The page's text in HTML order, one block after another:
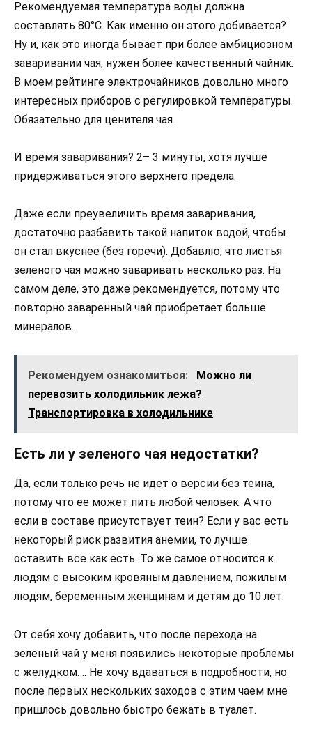
Рекомендуемая температура воды должна
составлять 80°C. Как именно он этого добивается?
Ну и, как это иногда бывает при более амбициозном
заваривании чая, нужен более качественный чайник.
В моем рейтинге электрочайников довольно много
интересных приборов с регулировкой температуры.
Обязательно для ценителя чая.
И время заваривания? 2– 3 минуты, хотя лучше
придерживаться этого верхнего предела.
Даже если преувеличить время заваривания,
достаточно разбавить такой напиток водой, чтобы
он стал вкуснее (без горечи). Добавлю, что листья
зеленого чая можно заваривать несколько раз. На
самом деле, это даже рекомендуется, потому что
повторно заваренный чай приобретает больше
минералов.
Рекомендуем ознакомиться:
Можно ли
перевозить холодильник лежа?
Транспортировка в холодильнике
Есть ли у зеленого чая недостатки?
Да, если только речь не идет о версии без теина,
потому что ее может пить любой человек. А что
если в составе присутствует теин? Если у вас есть
некоторый риск развития анемии, то лучше
оставить все как есть. То же самое относится к
людям с высоким кровяным давлением, пожилым
людям, беременным женщинам и детям до 10 лет.
От себя хочу добавить, что после перехода на
зеленый чай у меня появились некоторые проблемы
с желудком…. Не хочу вдаваться в подробности, но
после первых нескольких заходов с этим чаем мне
пришлось довольно быстро бежать в туалет.